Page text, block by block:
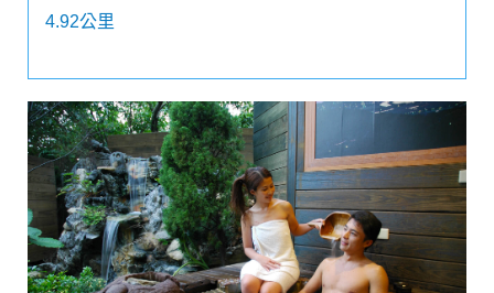
4.92公里